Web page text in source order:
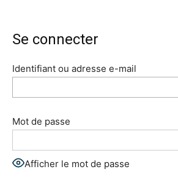
Se connecter
Identifiant ou adresse e-mail
Mot de passe
Afficher le mot de passe